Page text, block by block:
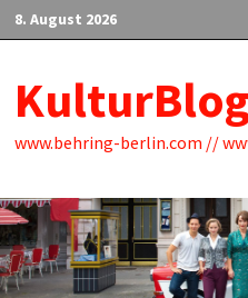
Zum
Inhalt
8. August 2026
www.behring-berlin.com //